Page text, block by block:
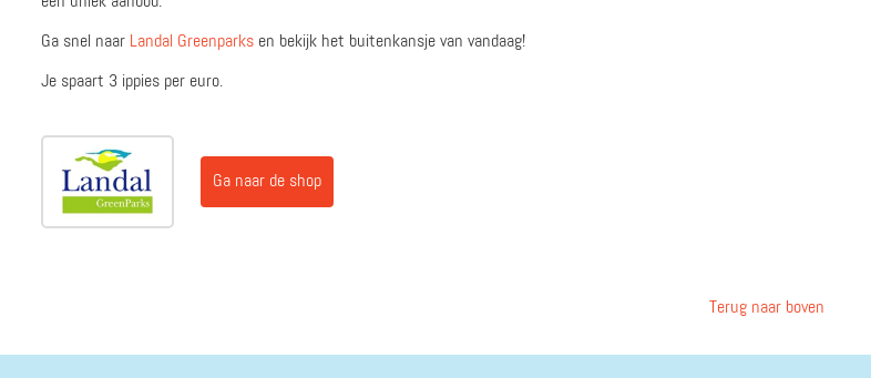
Ga snel naar Landal Greenparks en bekijk het buitenkansje van vandaag!
Je spaart 3 ippies per euro.
Ga naar de shop
Terug naar boven